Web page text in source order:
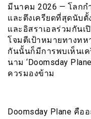
มีนาคม 2026 — โลก
และตึงเครียดที่สุดนับตั้
และอิสราเอลร่วมกันเปิ
โจมตีเป้าหมายทางทห
กันนั้นก็มีการพบเห็นเ
นาม ‘Doomsday
ควรมองข้าม
Doomsday Plane คือ